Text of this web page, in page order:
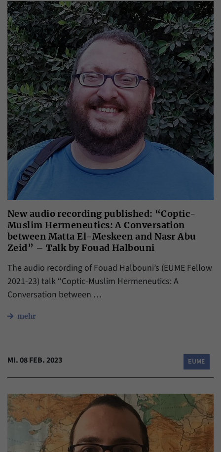
New audio recording published: “Coptic-
Muslim Hermeneutics: A Conversation
between Matta El-Meskeen and Nasr Abu
Zeid” – Talk by Fouad Halbouni
The audio recording of Fouad Halbouni’s (EUME Fellow
2021-23) talk “Coptic-Muslim Hermeneutics: A
Conversation between …
mehr
MI. 08 FEB. 2023 EUME